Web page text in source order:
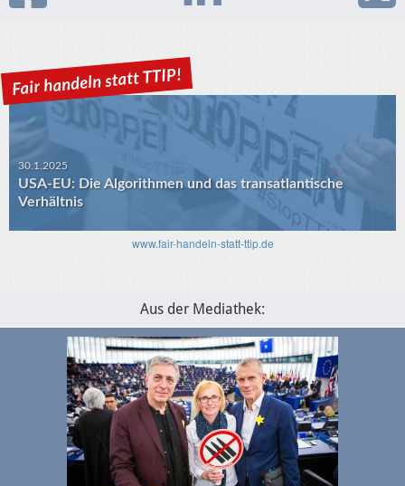
30.1.2025
USA-EU: Die Algorithmen und das transatlantische
Verhältnis
www.fair-handeln-statt-ttip.de
Aus der Mediathek: